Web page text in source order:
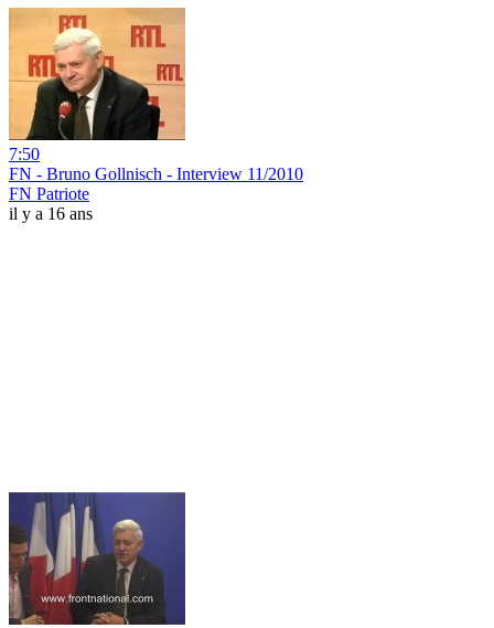
7:50
FN - Bruno Gollnisch - Interview 11/2010
FN Patriote
il y a 16 ans